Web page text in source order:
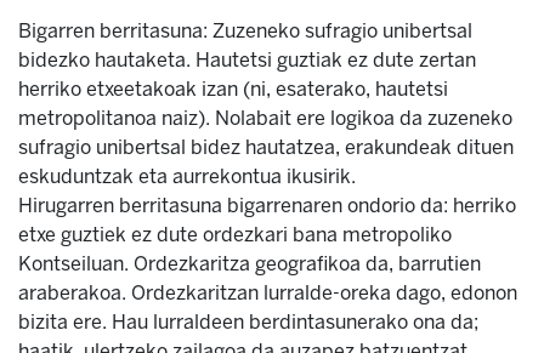
Bigarren berritasuna: Zuzeneko sufragio unibertsal
bidezko hautaketa. Hautetsi guztiak ez dute zertan
herriko etxeetakoak izan (ni, esaterako, hautetsi
metropolitanoa naiz). Nolabait ere logikoa da zuzeneko
sufragio unibertsal bidez hautatzea, erakundeak dituen
eskuduntzak eta aurrekontua ikusirik.
Hirugarren berritasuna bigarrenaren ondorio da: herriko
etxe guztiek ez dute ordezkari bana metropoliko
Kontseiluan. Ordezkaritza geografikoa da, barrutien
araberakoa. Ordezkaritzan lurralde-oreka dago, edonon
bizita ere. Hau lurraldeen berdintasunerako ona da;